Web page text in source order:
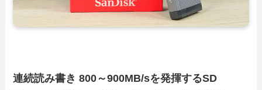
連続読み書き 800～900MB/sを発揮するSD